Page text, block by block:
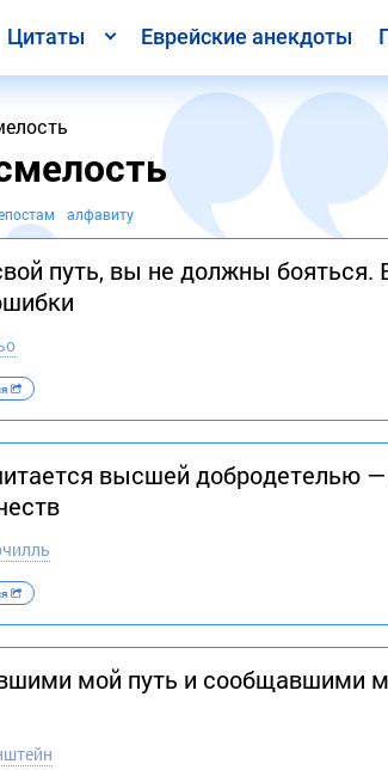
Цитаты Еврейские анекдоты
алфавиту
путь, вы не должны
высшей добродетелью
мой путь и сообщавшими